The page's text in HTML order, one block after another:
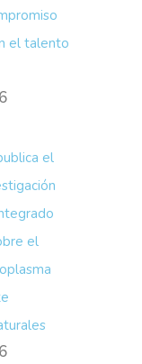
el talento
el
el